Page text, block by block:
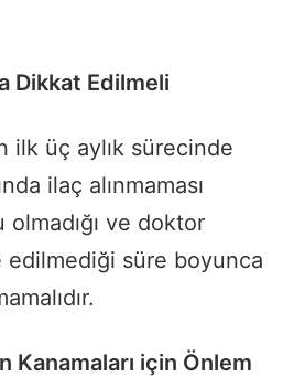
Dikkat Edilmeli
ilk üç aylık sürecinde
ilaç alınmaması
ve doktor
edilmediği süre boyunca
Kanamaları için Önlem